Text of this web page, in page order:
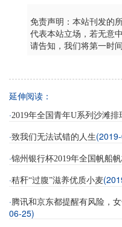
免责声明：本站刊发的
代表本站立场，若无意
请告知，我们将第一时
延伸阅读：
·2019年全国青年U系列沙滩
·致我们无法试错的人生
·锦州银行杯2019年全国帆船
·秸秆“过腹”滋养优质小麦
·腾讯和京东都提醒有风险，
06-25)